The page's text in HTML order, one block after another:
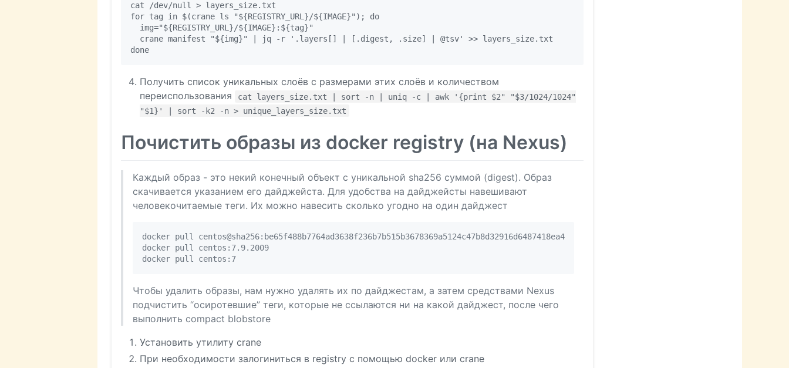
cat /dev/null > layers_size.txt
for tag in $(crane ls "${REGISTRY_URL}/${IMAGE}"); do
  img="${REGISTRY_URL}/${IMAGE}:${tag}"
  crane manifest "${img}" | jq -r '.layers[] | [.digest, .size] | @tsv' >> layers_size.txt
Получить список уникальных слоёв с размерами этих слоёв и количеством
переиспользования
cat layers_size.txt | sort -n | uniq -c | awk '{print $2" "$3/1024/1024"
"$1}' | sort -k2 -n > unique_layers_size.txt
Почистить образы из docker registry (на Nexus)
Каждый образ - это некий конечный объект с уникальной sha256 суммой (digest). Образ
скачивается указанием его дайджейста. Для удобства на дайджейсты навешивают
человекочитаемые теги. Их можно навесить сколько угодно на один дайджест
docker pull centos@sha256:be65f488b7764ad3638f236b7b515b3678369a5124c47b8d32916d6487418ea4
docker pull centos:7.9.2009
Чтобы удалить образы, нам нужно удалять их по дайджестам, а затем средствами Nexus
подчистить “осиротевшие” теги, которые не ссылаются ни на какой дайджест, после чего
выполнить compact blobstore
Установить утилиту crane
При необходимости залогиниться в registry с помощью docker или crane